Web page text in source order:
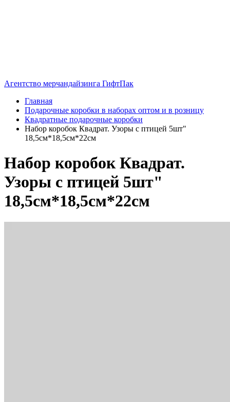
Агентство мерчандайзинга ГифтПак
Главная
Подарочные коробки в наборах оптом и в розницу
Квадратные подарочные коробки
Набор коробок Квадрат. Узоры с птицей 5шт"
18,5см*18,5см*22см
Набор коробок Квадрат.
Узоры с птицей 5шт"
18,5см*18,5см*22см